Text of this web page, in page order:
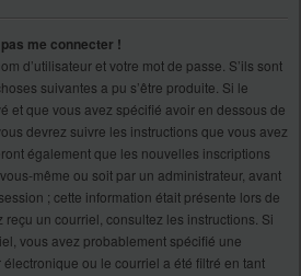
me connecter !
d’utilisateur et votre mot de passe. S’ils sont
suivantes a pu s’être produite. Si le
et que vous avez spécifié avoir en dessous de
devrez suivre les instructions que vous avez
également que les nouvelles inscriptions
même ou soit par un administrateur, avant
; cette information était présente lors de
un courriel, consultez les instructions. Si
vous avez probablement spécifié une
ou le courriel a été filtré en tant